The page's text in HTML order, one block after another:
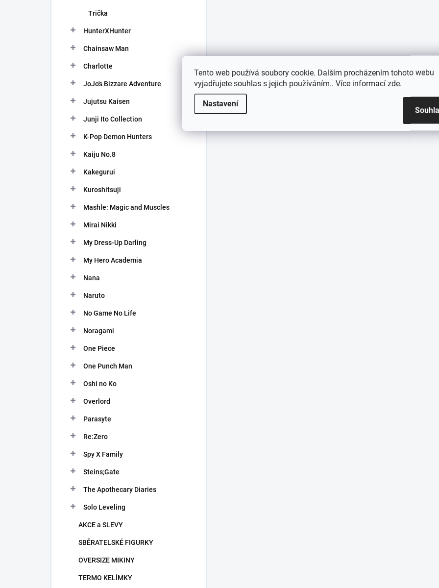
Tento web používá soubory cookie. Dalším procházením tohoto webu
vyjadřujete souhlas s jejich používáním.. Více informací zde.
Nastavení
Trička
HunterXHunter
Chainsaw Man
Charlotte
JoJo's Bizzare Adventure
Jujutsu Kaisen
Junji Ito Collection
K-Pop Demon Hunters
Kaiju No.8
Kakegurui
Kuroshitsuji
Mashle: Magic and Muscles
Mirai Nikki
My Dress-Up Darling
My Hero Academia
Nana
Naruto
No Game No Life
Noragami
One Piece
One Punch Man
Oshi no Ko
Overlord
Parasyte
Re:Zero
Spy X Family
Steins;Gate
The Apothecary Diaries
Solo Leveling
AKCE a SLEVY
SBĚRATELSKÉ FIGURKY
OVERSIZE MIKINY
TERMO KELÍMKY